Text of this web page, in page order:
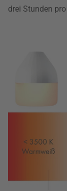
drei Stunden